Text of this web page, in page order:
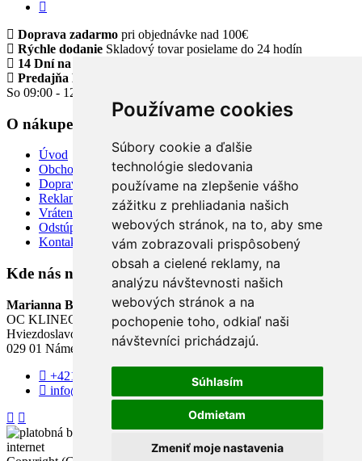
Používame cookies
Súbory cookie a ďalšie
technológie sledovania
používame na zlepšenie vášho
zážitku z prehliadania našich
webových stránok, na to, aby sme
vám zobrazovali prispôsobený
obsah a cielené reklamy, na
analýzu návštevnosti našich
webových stránok a na
pochopenie toho, odkiaľ naši
návštevníci prichádzajú.
Súhlasím
Odmietam
Zmeniť moje nastavenia
Doprava zadarmo pri objednávke nad 100€
Rýchle dodanie Skladový tovar posielame do 24 hodín
14 Dní na vrátenie tovaru
Predajňa Klinec Námestovo
So 09:00 - 12:00
O nákupe
Úvod
Obchodné a reklamačné podmienky
Doprava a platba
Reklamácia tovaru
Vrátenie tovaru
Odstúpiť od zmluvy TU
Kontakt
Kde nás nájdete
Marianna Boutique
OC KLINEC - 3. poschodie
Hviezdoslavovo Námestie
029 01 Námestovo
+421 904 840 055
info@mbutik.sk